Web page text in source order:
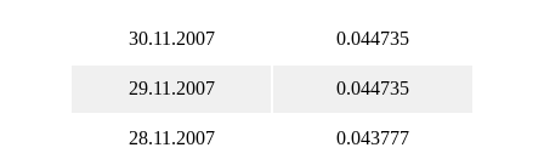
30.11.2007 0.044735
29.11.2007 0.044735
28.11.2007 0.043777